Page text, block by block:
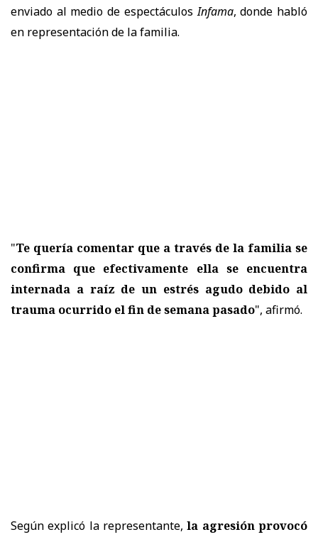
enviado al medio de espectáculosInfama, donde habló
en representación de la familia.
"Te quería comentar que a través de la familia se
confirma que efectivamente ella se encuentra
internada a raíz de un estrés agudo debido al
trauma ocurrido el fin de semana pasado", afirmó.
Según explicó la representante,la agresión provocó